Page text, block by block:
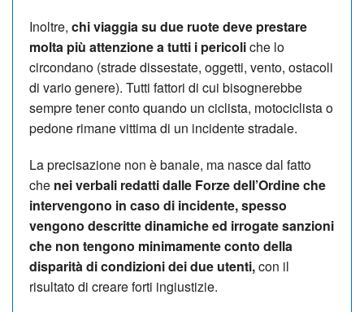
Inoltre, chi viaggia su due ruote deve prestare
molta più attenzione a tutti i pericoliche lo
circondano (strade dissestate, oggetti, vento, ostacoli
di vario genere). Tutti fattori di cui bisognerebbe
sempre tener conto quando un ciclista, motociclista o
pedone rimane vittima di un incidente stradale.
La precisazione non è banale, ma nasce dal fatto
che nei verbali redatti dalle Forze dell’Ordine che
intervengono in caso di incidente, spesso
vengono descritte dinamiche ed irrogate sanzioni
che non tengono minimamente conto della
disparità di condizioni dei due utenti,con il
risultato di creare forti ingiustizie.